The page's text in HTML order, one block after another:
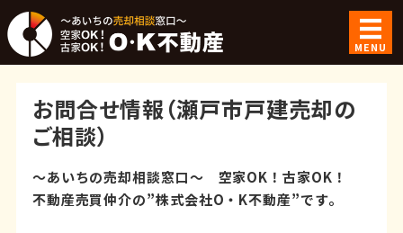
空家OK！古
MENU
ご利用案内
ご成約事例
お問合せ情報（瀬戸市戸建売却の
ご相談）
～あいちの売却相談窓口～ 空家OK！古家OK！
不動産売買仲介の”株式会社O・K不動産”です。